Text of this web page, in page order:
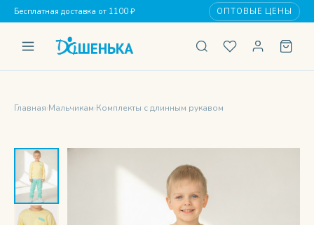
Бесплатная доставка от 1100 ₽ ОПТОВЫЕ ЦЕНЫ
Главная›Мальчикам›Комплекты с длинным рукавом